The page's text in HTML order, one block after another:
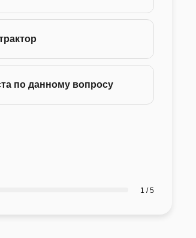
по данному вопросу
1 / 5